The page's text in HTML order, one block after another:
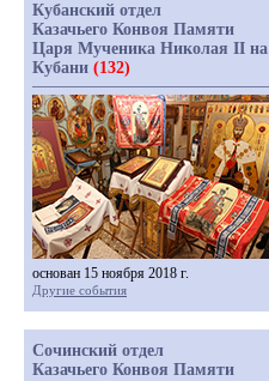
Кубанский отдел
Казачьего Конвоя Памяти
Царя Мученика Николая II на
Кубани (132)
основан 15 ноября 2018 г.
Другие события
Сочинский отдел
Казачьего Конвоя Памяти